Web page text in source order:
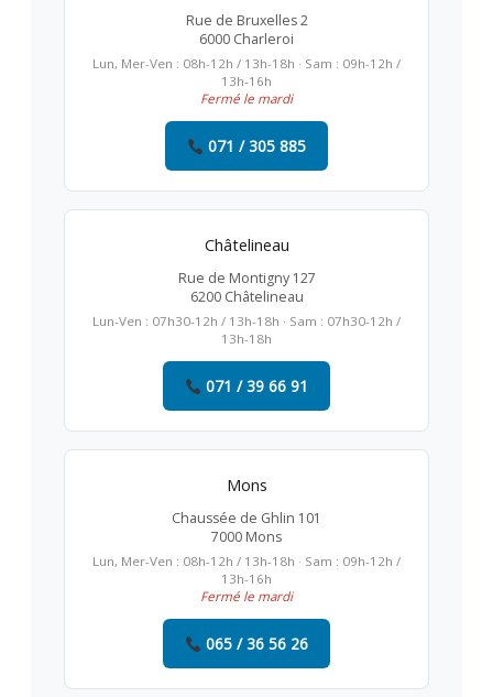
Rue de Bruxelles 2
6000 Charleroi
Lun, Mer-Ven : 08h-12h / 13h-18h · Sam : 09h-12h /
13h-16h
Fermé le mardi
071 / 305 885
Châtelineau
Rue de Montigny 127
6200 Châtelineau
Lun-Ven : 07h30-12h / 13h-18h · Sam : 07h30-12h /
13h-18h
071 / 39 66 91
Mons
Chaussée de Ghlin 101
7000 Mons
Lun, Mer-Ven : 08h-12h / 13h-18h · Sam : 09h-12h /
13h-16h
Fermé le mardi
065 / 36 56 26